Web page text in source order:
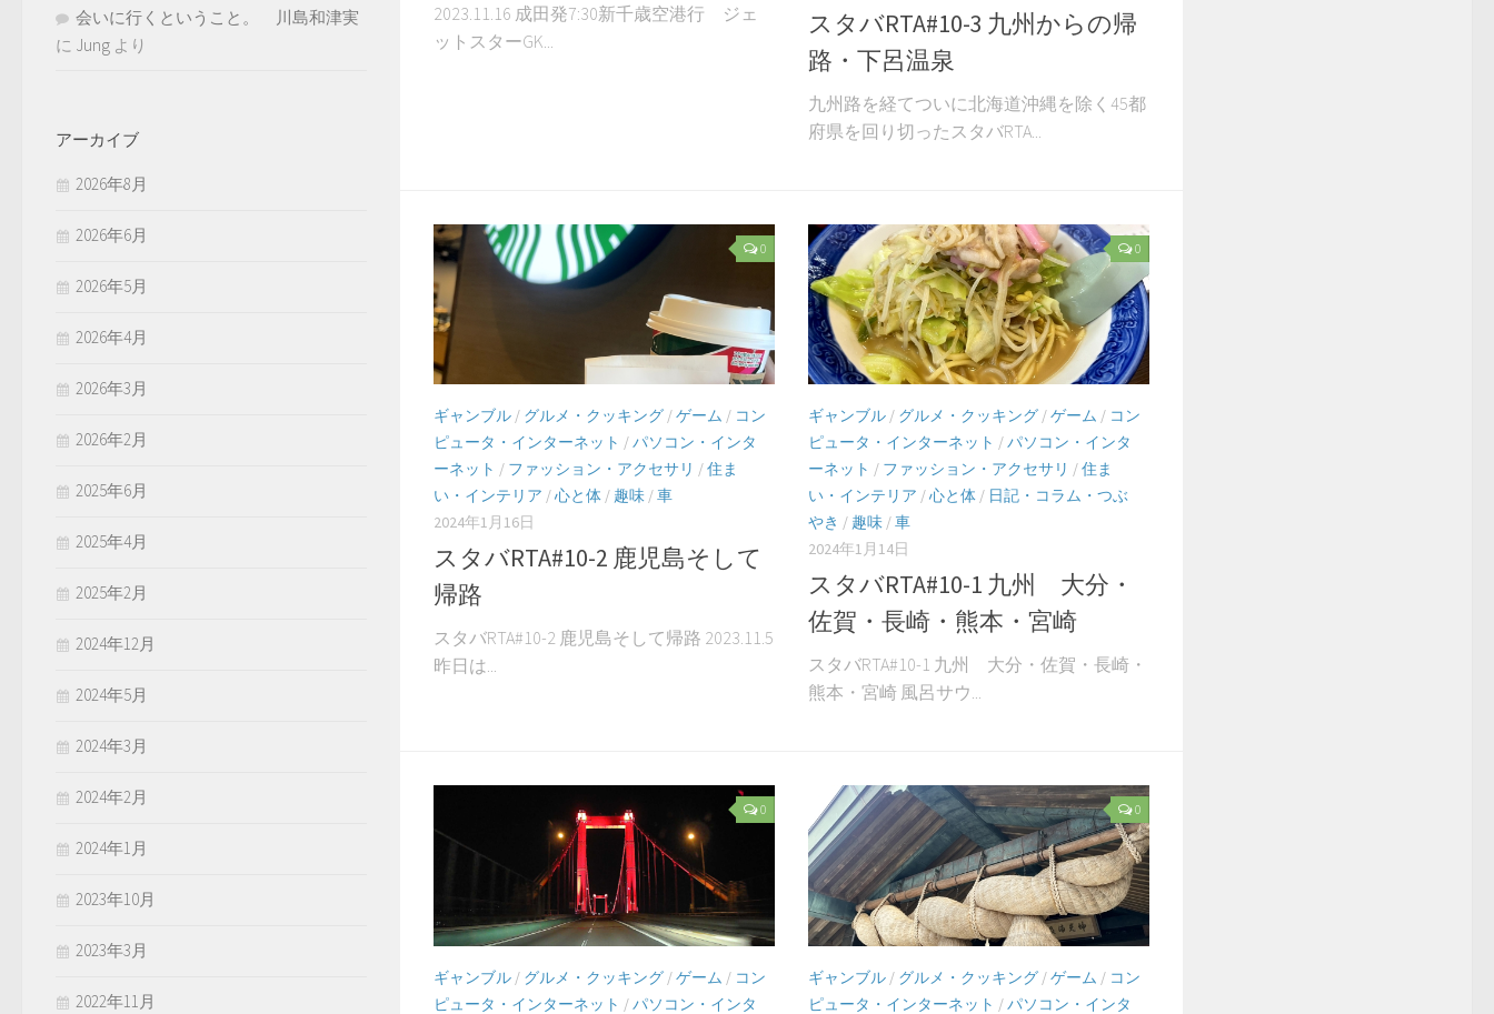
2023.11.16 成田発7:30新千歳空港行 ジェ
ットスターGK...
スタバRTA#10-3 九州からの帰
路・下呂温泉
九州路を経てついに北海道沖縄を除く45都
府県を回り切ったスタバRTA...
0
ギャンブル / グルメ・クッキング /ゲーム / コン
ピュータ・インターネット /パソコン・インタ
ーネット / ファッション・アクセサリ /住ま
い・インテリア /心と体 / 趣味 /車
2024年1月16日
スタバRTA#10-2 鹿児島そして
帰路
スタバRTA#10-2 鹿児島そして帰路 2023.11.5
昨日は...
0
ギャンブル / グルメ・クッキング /ゲーム / コン
ピュータ・インターネット /パソコン・インタ
ーネット / ファッション・アクセサリ /住ま
い・インテリア /心と体 / 日記・コラム・つぶ
やき / 趣味 /車
2024年1月14日
スタバRTA#10-1 九州 大分・
佐賀・長崎・熊本・宮崎
スタバRTA#10-1 九州 大分・佐賀・長崎・
熊本・宮崎 風呂サウ...
0
ギャンブル / グルメ・クッキング /ゲーム / コン
ピュータ・インターネット /パソコン・インタ
0
ギャンブル / グルメ・クッキング /ゲーム / コン
ピュータ・インターネット /パソコン・インタ
会いに行くということ。 川島和津実
に Jung より
アーカイブ
2026年8月
2026年6月
2026年5月
2026年4月
2026年3月
2026年2月
2025年6月
2025年4月
2025年2月
2024年12月
2024年5月
2024年3月
2024年2月
2024年1月
2023年10月
2023年3月
2022年11月